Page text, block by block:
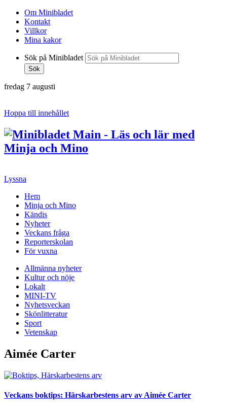
Om Minibladet
Kontakt
Villkor
Mina kakor
Sök på Minibladet
Sök
fredag 7 augusti
Hoppa till innehållet
Lyssna
Hem
Minja och Mino
Kändis
Nyheter
Veckans fråga
Reporterskolan
För vuxna
Allmänna nyheter
Kultur och nöje
Lokalt
MINI-TV
Nyhetsveckan
Skönlitteratur
Sport
Vetenskap
Aimée Carter
Veckans boktips: Härskarbestens arv av Aimée Carter